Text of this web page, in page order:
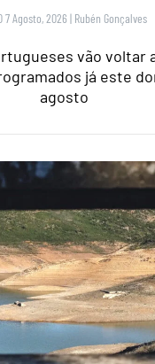
7 Agosto, 2026 | Rubén Gonçalves
vão voltar
já este
agosto